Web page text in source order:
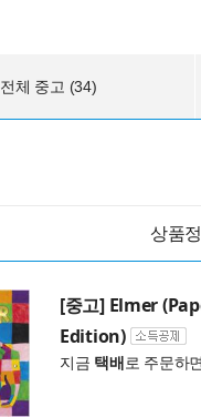
전체 중고 (34)
상품
[중고] Elmer
Edition)
지금 택배로 주문하면